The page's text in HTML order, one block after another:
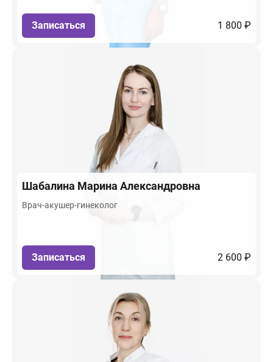
Записаться 1 800 ₽
Шабалина Марина Александровна
Врач-акушер-гинеколог
Записаться 2 600 ₽